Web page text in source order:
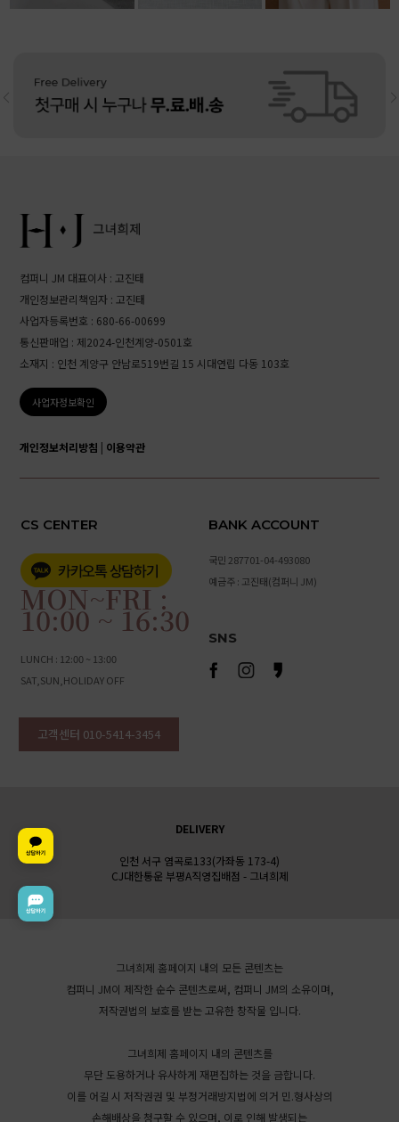
컴퍼니 JM 대표이사 : 고진태
개인정보관리책임자 : 고진태
사업자등록번호 : 680-66-00699
통신판매업 : 제2024-인천계양-0501호
소재지 : 인천 계양구 안남로519번길 15 시대연립 다동 103호
사업자정보확인
개인정보처리방침 | 이용약관
CS CENTER
MON~FRI :
10:00 ~ 16:30
LUNCH : 12:00 ~ 13:00
SAT,SUN,HOLIDAY OFF
고객센터 010-5414-3454
BANK ACCOUNT
국민 287701-04-493080
예금주 : 고진태(컴퍼니 JM)
SNS
DELIVERY
인천 서구 염곡로133(가좌동 173-4)
CJ대한통운 부평A직영집배점 - 그녀희제
그녀희제 홈페이지 내의 모든 콘텐츠는
컴퍼니 JM이 제작한 순수 콘텐츠로써, 컴퍼니 JM의 소유이며,
저작권법의 보호를 받는 고유한 창작물 입니다.
그녀희제 홈페이지 내의 콘텐츠를
무단 도용하거나 유사하게 재편집하는 것을 금합니다.
이를 어길 시 저작권권 및 부정거래방지법에 의거 민.형사상의
손해배상을 청구할 수 있으며, 이로 인해 발생되는